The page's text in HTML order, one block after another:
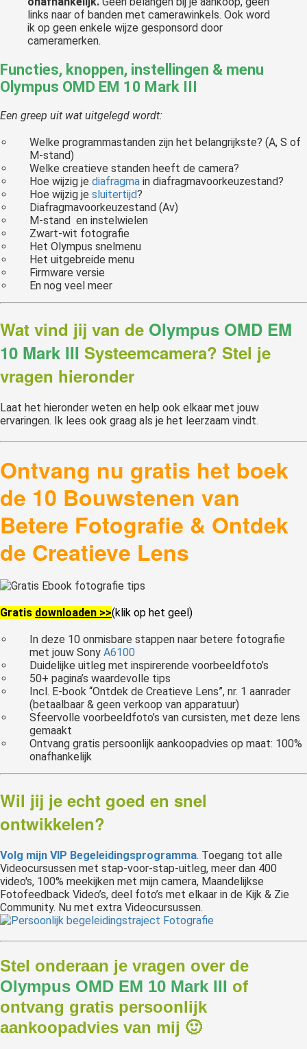
links naar of banden met camerawinkels. Ook word
ik op geen enkele wijze gesponsord door
cameramerken.
Functies, knoppen, instellingen & menu
Olympus OMD EM 10 Mark III
Een greep uit wat uitgelegd wordt:
Welke programmastanden zijn het belangrijkste? (A, S of
M-stand)
Welke creatieve standen heeft de camera?
Hoe wijzig jediafragma in diafragmavoorkeuzestand?
Hoe wijzig jesluitertijd?
Diafragmavoorkeuzestand (Av)
M-stand en instelwielen
Zwart-wit fotografie
Het Olympus snelmenu
Het uitgebreide menu
Firmware versie
En nog veel meer
Wat vind jij van de Olympus OMD EM
10 Mark III Systeemcamera? Stel je
vragen hieronder
Laat het hieronder weten en help ook elkaar met jouw
ervaringen. Ik lees ook graag als je het leerzaam vindt.
Ontvang nu gratis het boek
de 10 Bouwstenen van
Betere Fotografie & Ontdek
de Creatieve Lens
Gratis downloaden >>(klik op het geel)
In deze 10 onmisbare stappen naar betere fotografie
met jouw SonyA6100
Duidelijke uitleg met inspirerende voorbeeldfoto’s
50+ pagina’s waardevolle tips
Incl. E-book “Ontdek de Creatieve Lens”, nr. 1 aanrader
(betaalbaar & geen verkoop van apparatuur)
Sfeervolle voorbeeldfoto’s van cursisten, met deze lens
gemaakt
Ontvang gratis persoonlijk aankoopadvies op maat: 100%
onafhankelijk
Wil jij je echt goed en snel
ontwikkelen?
Volg mijn VIP Begeleidingsprogramma. Toegang tot alle
Videocursussen met stap-voor-stap-uitleg, meer dan 400
video's, 100% meekijken met mijn camera, Maandelijkse
Fotofeedback Video’s, deel foto’s met elkaar in de Kijk & Zie
Community. Nu met extra Videocursussen.
Stel onderaan je vragen over de
Olympus OMD EM 10 Mark III of
ontvang gratis persoonlijk
aankoopadvies van mij 🙂